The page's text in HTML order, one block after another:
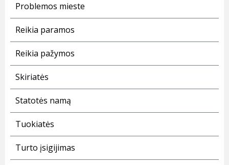
Problemos mieste
Reikia paramos
Reikia pažymos
Skiriatės
Statotės namą
Tuokiatės
Turto įsigijimas